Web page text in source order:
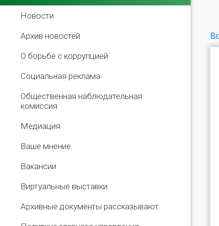
Новости
Архив новостей
О борьбе с коррупцией
Социальная реклама
Общественная наблюдательная
комиссия
Медиация
Ваше мнение
Вакансии
Виртуальные выставки
Архивные документы рассказывают